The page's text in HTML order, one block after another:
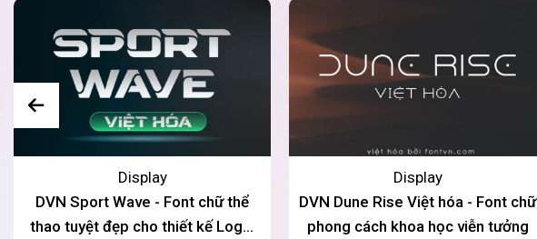
Display
DVN Sport Wave - Font chữ thể
thao tuyệt đẹp cho thiết kế Logo,
Display
DVN Dune Rise Việt hóa - Font chữ
phong cách khoa học viễn tưởng